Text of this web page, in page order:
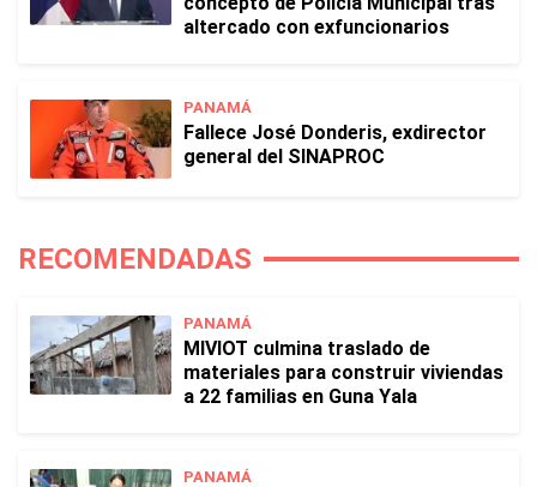
altercado con exfuncionarios
PANAMÁ
Fallece José Donderis, exdirector
general del SINAPROC
RECOMENDADAS
PANAMÁ
MIVIOT culmina traslado de
materiales para construir viviendas
a 22 familias en Guna Yala
PANAMÁ